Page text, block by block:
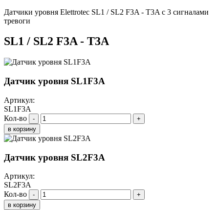
Датчики уровня Elettrotec SL1 / SL2 F3A - T3A с 3 сигналами
тревоги
SL1 / SL2 F3A - T3A
Датчик уровня SL1F3A
Артикул:
SL1F3A
Кол-во
-
+
в корзину
Датчик уровня SL2F3A
Артикул:
SL2F3A
Кол-во
-
+
в корзину